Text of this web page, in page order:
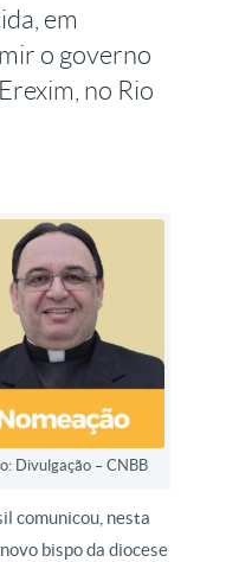
em
o governo
no Rio
Divulgação – CNBB
comunicou, nesta
bispo da diocese